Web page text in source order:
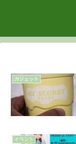
ガジェット
イベント